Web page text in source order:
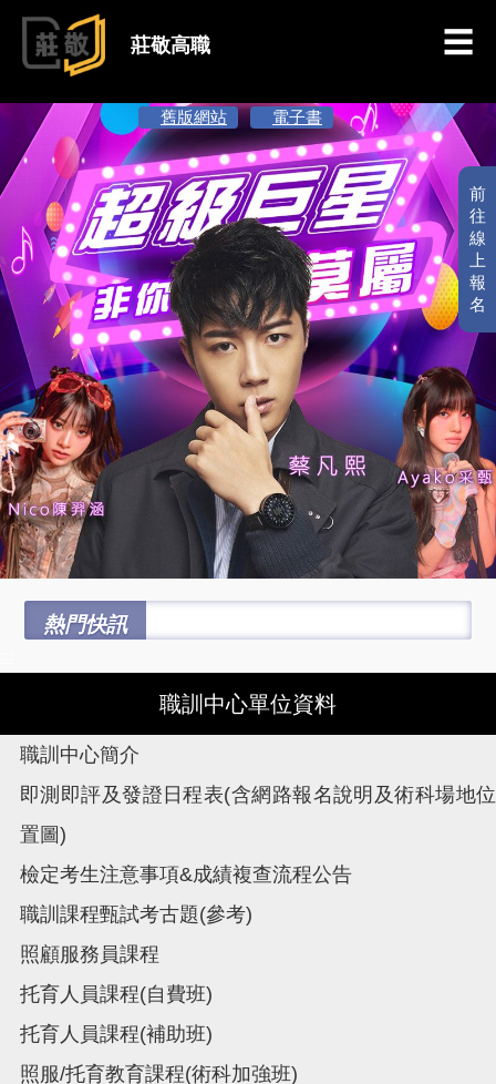
跳到主要內容
莊敬高職
前
往
線
上
報
名
舊版網站 電子書
熱門快訊
職訓中心單位資料
職訓中心簡介
即測即評及發證日程表(含網路報名說明及術科場地位
置圖)
檢定考生注意事項&成績複查流程公告
職訓課程甄試考古題(參考)
照顧服務員課程
托育人員課程(自費班)
托育人員課程(補助班)
照服/托育教育課程(術科加強班)